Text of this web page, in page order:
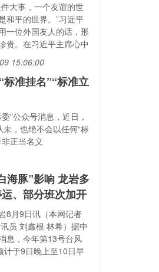
大事，一个友谊的世
和平的世界。”习近平
一位外国友人的话，形
贵。在习近平主席心中
15:06:00
准挂名”“标准立
"公众号消息，近日，
，也绝不会以任何“标
非正当名义
海豚”影响 龙岩多
、部分班次加开
8月9日讯（本网记者
员 刘鑫根 林希）据中
息，今年第13号台风
计于9日晚上至10日早